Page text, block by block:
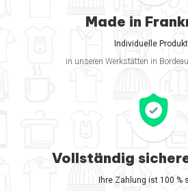
Made in
Individuelle
in unseren Werkstätten in
Vollständig
Ihre Zahlung ist 100 %